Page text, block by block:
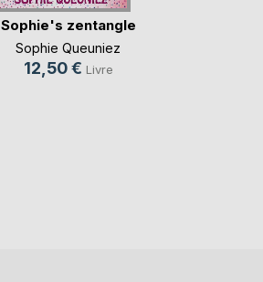
Sophie's zentangle
Sophie Queuniez
12,50 € Livre